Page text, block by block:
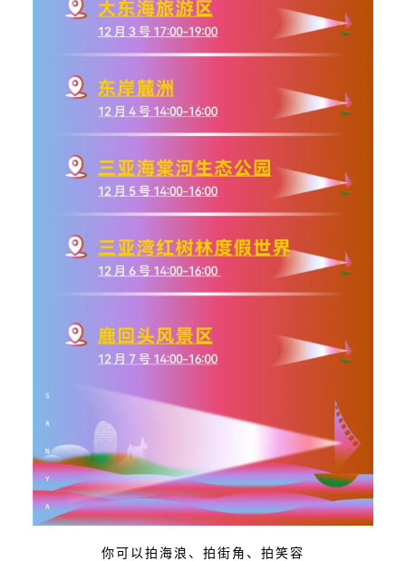
你可以拍海浪、拍街角、拍笑容